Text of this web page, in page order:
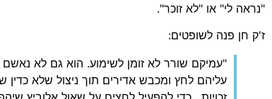
"נראה לי" או "לא זוכר".
ז'ק חן פנה לשופטים:
"עמיקם שורר לא זומן לשימוע. הוא גם לא
עליהם לחץ ומכבש אדירים תוך ניצול שלא